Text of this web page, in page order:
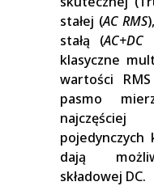
stałej (AC RMS
stałą (AC+DC
klasyczne
wartości
pasmo
dają
składowej DC.